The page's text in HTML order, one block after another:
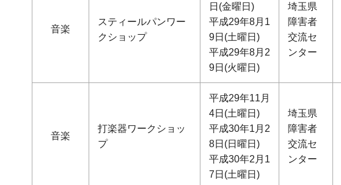
音楽
スティールパンワー
クショップ
日(金曜日)
平成29年8月1
9日(土曜日)
平成29年8月2
9日(火曜日)
埼玉県
障害者
交流セ
ンター
音楽
打楽器ワークショッ
プ
平成29年11月
4日(土曜日)
平成30年1月2
8日(日曜日)
平成30年2月1
7日(土曜日)
埼玉県
障害者
交流セ
ンター